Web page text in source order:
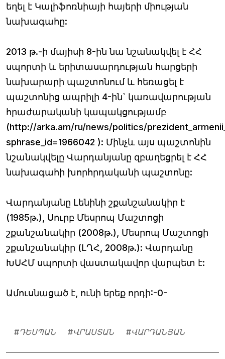
եղել է Կալիֆոռնիայի հայերի միության
նախագահը:
2013 թ.-ի մայիսի 8-ին նա նշանակվել է ՀՀ
սպորտի և երիտասարդության հարցերի
նախարարի պաշտոնում և հեռացել է
պաշտոնից ապրիլի 4-ին` կառավարության
հրաժարականի կապակցությամբ
(http://arka.am/ru/news/politics/
sphrase_id=1966042 ): Մինչև այս պաշտոնին
նշանակվելը Վարդանյանը զբաղեցրել է ՀՀ
նախագահի խորհրդականի պաշտոնը:
Վարդանյանը Լենինի շքանշանակիր է
(1985թ.), Սուրբ Մեսրոպ Մաշտոցի
շքանշանակիր (2008թ.), Մեսրոպ Մաշտոցի
շքանշանակիր (ԼՂՀ, 2008թ.): Վարդանը
ԽՍՀՄ սպորտի վաստակավոր վարպետ է:
Ամուսնացած է, ունի երեք որդի:-0-
#ԴԵՍՊԱՆ #ՎՐԱՍՏԱՆ #ՎԱՐԴԱՆՅԱՆ